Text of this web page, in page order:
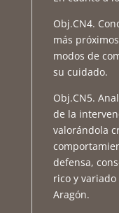
Obj.CN4.
más
modos de
su cuidado.
Obj.CN5.
de la
valorándola
defensa,
rico y
Aragón.